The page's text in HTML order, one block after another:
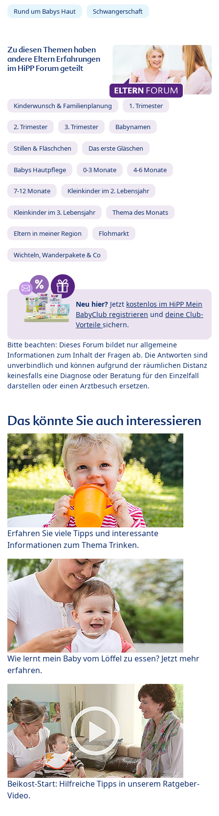
Rund um Babys Haut Schwangerschaft
Zu diesen Themen haben
andere Eltern Erfahrungen
im HiPP Forum geteilt
Kinderwunsch & Familienplanung 1. Trimester
2. Trimester 3. Trimester Babynamen
Stillen & Fläschchen Das erste Gläschen
Babys Hautpflege 0-3 Monate 4-6 Monate
7-12 Monate Kleinkinder im 2. Lebensjahr
Kleinkinder im 3. Lebensjahr Thema des Monats
Eltern in meiner Region Flohmarkt
Wichteln, Wanderpakete & Co
Neu hier? Jetzt kostenlos im HiPP Mein
BabyClub registrieren und deine Club-
Vorteile sichern.
Bitte beachten: Dieses Forum bildet nur allgemeine
Informationen zum Inhalt der Fragen ab. Die Antworten sind
unverbindlich und können aufgrund der räumlichen Distanz
keinesfalls eine Diagnose oder Beratung für den Einzelfall
darstellen oder einen Arztbesuch ersetzen.
Das könnte Sie auch interessieren
Erfahren Sie viele Tipps und interessante
Informationen zum Thema Trinken.
Wie lernt mein Baby vom Löffel zu essen? Jetzt mehr
erfahren.
Beikost-Start: Hilfreiche Tipps in unserem Ratgeber-
Video.